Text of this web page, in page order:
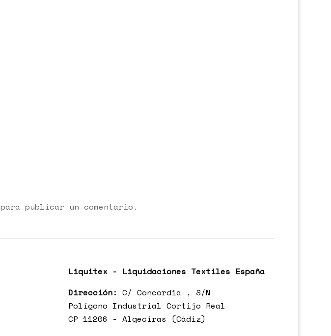
para publicar un comentario.
Liquitex - Liquidaciones Textiles España
Dirección: C/ Concordia , S/N
Polígono Industrial Cortijo Real
CP 11206 - Algeciras (Cádiz)